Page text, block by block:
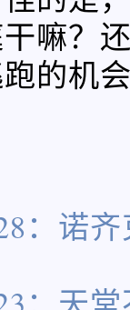
嘛？
的机
：诺